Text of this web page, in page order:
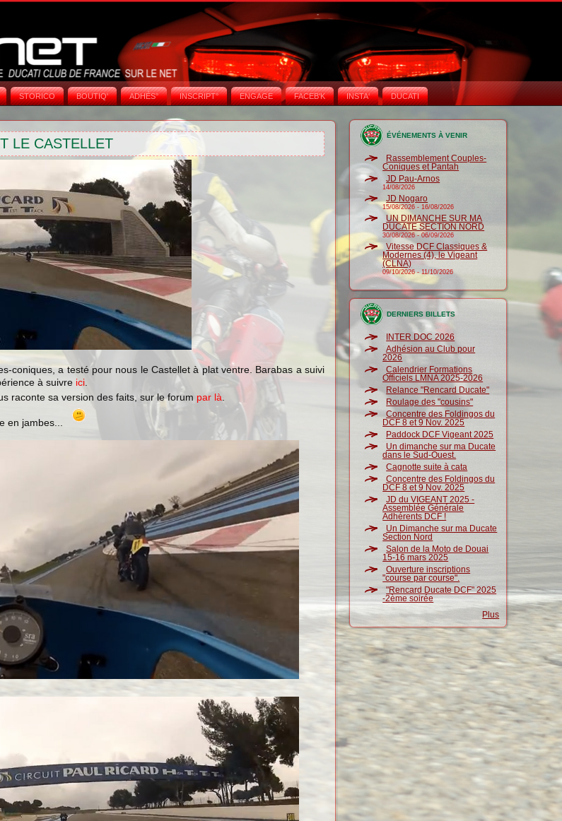
STORICO BOUTIQ' ADHÉS° INSCRIPT° ENGAGE FACEB'K INSTA‘ DUCATI
LE CASTELLET
coniques, a testé pour nous le Castellet à plat ventre. Barabas a suivi
à suivre ici
raconte sa version des faits, sur le forum par là
en jambes...
ÉVÉNEMENTS À VENIR
Rassemblement Couples-
Coniques et Pantah
JD Pau-Arnos
14/08/2026
JD Nogaro
15/08/2026 -16/08/2026
UN DIMANCHE SUR MA
DUCATE SECTION NORD
30/08/2026-06/09/2026
Vitesse DCF Classiques &
Modernes (4), le Vigeant
(CLNA)
09/10/2026-11/10/2026
DERNIERS BILLETS
INTER DOC 2026
Adhésion au Club pour
2026
Calendrier Formations
Officiels LMNA 2025-2026
Relance "Rencard Ducate"
Roulage des "cousins"
Concentre des Foldingos du
DCF 8 et 9 Nov. 2025
Paddock DCF Vigeant 2025
Un dimanche sur ma Ducate
dans le Sud-Ouest.
Cagnotte suite à cata
Concentre des Foldingos du
DCF 8 et 9 Nov. 2025
JD du VIGEANT 2025 -
Assemblée Générale
Adhérents DCF !
Un Dimanche sur ma Ducate
Section Nord
Salon de la Moto de Douai
15-16 mars 2025
Ouverture inscriptions
"course par course".
"Rencard Ducate DCF" 2025
-2ème soirée
Plus